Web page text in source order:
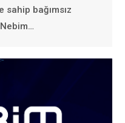
sahip bağımsız